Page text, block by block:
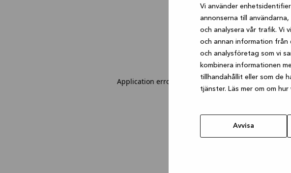
Vi använder
annonserna till
och analysera vår trafik. Vi
och annan information från
och analysföretag som vi
kombinera informationen
tillhandahållit eller som de
tjänster. Läs mer om om hur
Avvisa
Application error: a client-side exception has